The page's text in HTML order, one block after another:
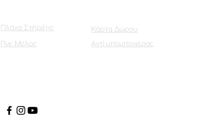
Πλάνα Στήριξης
Γίνε Μέλος
Κάρτα Δώρου
Αντί μπομπονιέρας